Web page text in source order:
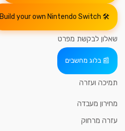
Build your own Nintendo Switch
שאלון לבקשת מפרט
בלוג מחשבים
תמיכה ועזרה
מחירון מעבדה
עזרה מרחוק